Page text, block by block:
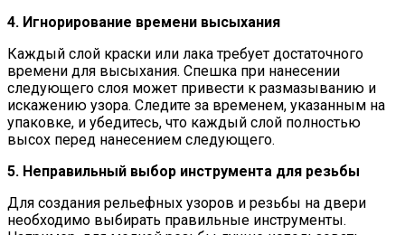
4. Игнорирование времени высыхания
Каждый слой краски или лака требует достаточного
времени для высыхания. Спешка при нанесении
следующего слоя может привести к размазыванию и
искажению узора. Следите за временем, указанным на
упаковке, и убедитесь, что каждый слой полностью
высох перед нанесением следующего.
5. Неправильный выбор инструмента для резьбы
Для создания рельефных узоров и резьбы на двери
необходимо выбирать правильные инструменты.